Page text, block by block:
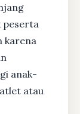
peserta
karena
anak-
atau